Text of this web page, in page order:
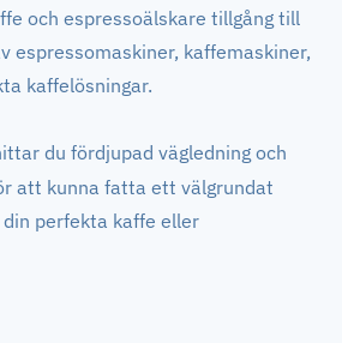
och espressoälskare tillgång till
espressomaskiner, kaffemaskiner,
kaffelösningar.
du fördjupad vägledning och
att kunna fatta ett välgrundat
perfekta kaffe eller